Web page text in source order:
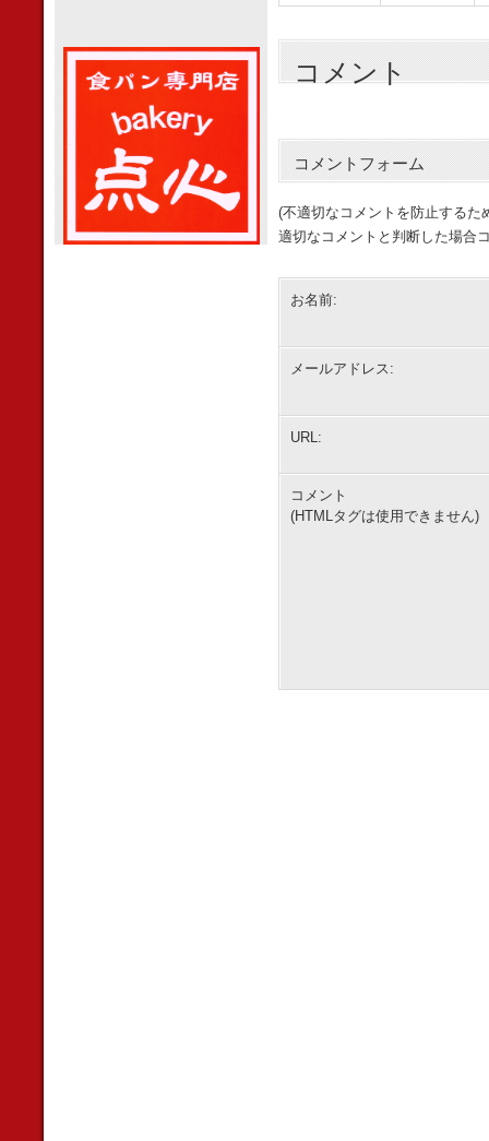
コメント
コメントフォーム
(不適切なコメントを防止するた
適切なコメントと判断した場合
お名前:
メールアドレス:
URL:
コメント
(HTMLタグは使用できません)